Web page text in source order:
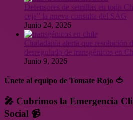
Defensores de semillas en todo
ceja” la nueva consulta del SAG
Junio 24, 2026
Ciudadanía alerta que resolución
desregulado de transgénicos en
Junio 9, 2026
Únete al equipo de Tomate Rojo 🍅
🎤 Cubrimos la Emergencia
Social 📹